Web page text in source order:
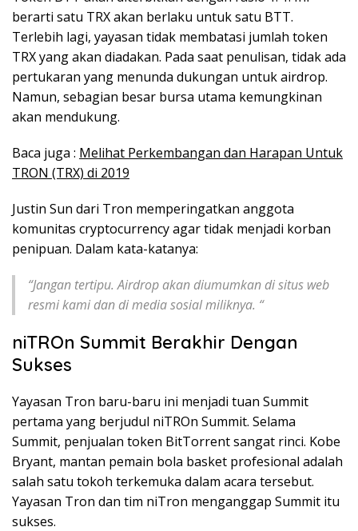
berarti satu TRX akan berlaku untuk satu BTT.
Terlebih lagi, yayasan tidak membatasi jumlah token
TRX yang akan diadakan. Pada saat penulisan, tidak ada
pertukaran yang menunda dukungan untuk airdrop.
Namun, sebagian besar bursa utama kemungkinan
akan mendukung.
Baca juga : Melihat Perkembangan dan Harapan Untuk
TRON (TRX) di 2019
Justin Sun dari Tron memperingatkan anggota
komunitas cryptocurrency agar tidak menjadi korban
penipuan. Dalam kata-katanya:
“Jangan tertipu. Airdrop akan diumumkan di situs web
resmi kami dan di media sosial miliknya. “
niTROn Summit Berakhir Dengan
Sukses
Yayasan Tron baru-baru ini menjadi tuan Summit
pertama yang berjudul niTROn Summit. Selama
Summit, penjualan token BitTorrent sangat rinci. Kobe
Bryant, mantan pemain bola basket profesional adalah
salah satu tokoh terkemuka dalam acara tersebut.
Yayasan Tron dan tim niTron menganggap Summit itu
sukses.